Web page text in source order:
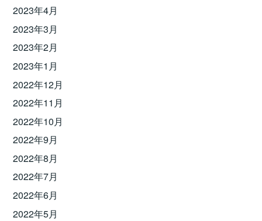
2023年4月
2023年3月
2023年2月
2023年1月
2022年12月
2022年11月
2022年10月
2022年9月
2022年8月
2022年7月
2022年6月
2022年5月